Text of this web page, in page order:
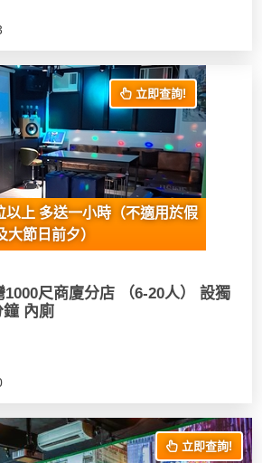
立即查詢!
上 多送一小時（不適用於假
大節日前夕）
尺商廈分店 （6-20人） 設獨
內廁
立即查詢!